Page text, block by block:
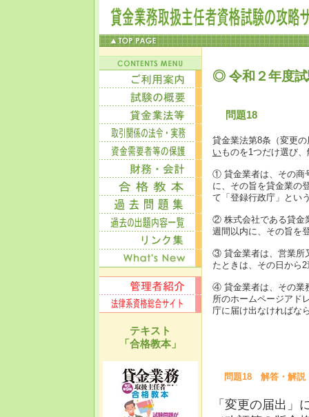
テキスト
「合格教本」
◎ 令和２年度
問題18
貸金業法第8条（変更
いものを1つだけ選び
① 貸金業者は、その商
に、その旨を貸金業の
て「登録行政庁」とい
② 株式会社である貸金
週間以内に、その旨を
③ 貸金業者は、営業所
たときは、その日から
④ 貸金業者は、その業
所のホームページアド
庁に届け出なければな
問題18 解答・解説
「変更の届出」